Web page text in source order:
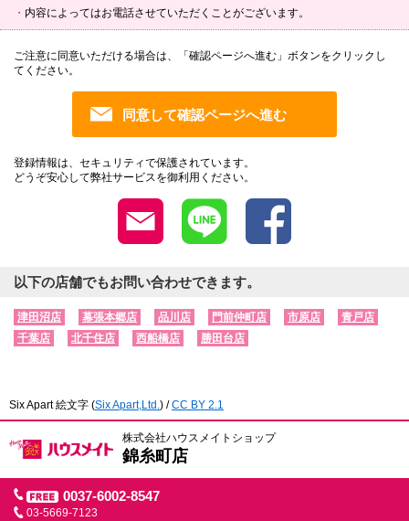
内容によってはお電話させていただくことがございます。
ご注意に同意いただける場合は、「確認ページへ進む」ボタンをクリックし
てください。
登録情報は、セキュリティで保護されています。
どうぞ安心して弊社サービスを御利用ください。
以下の店舗でもお問い合わせできます。
津田沼店 幕張本郷店 品川店 門前仲町店 市原店
青戸店
千葉店
北千住店 西船橋店 勝田台店
Six Apart 絵文字 (Six Apart,Ltd.) /CC BY 2.1
株式会社ハウスメイトショップ
錦糸町店
0037-6002-8547
03-5669-7123